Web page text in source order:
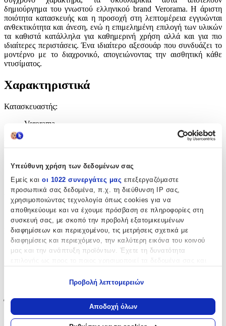
Υπεύθυνη χρήση των δεδομένων σας
Εμείς και οι 1022 συνεργάτες μας επεξεργαζόμαστε
προσωπικά σας δεδομένα, π.χ. τη διεύθυνση IP σας,
χρησιμοποιώντας τεχνολογία όπως cookies για να
αποθηκεύουμε και να έχουμε πρόσβαση σε πληροφορίες στη
συσκευή σας, με σκοπό την προβολή εξατομικευμένων
διαφημίσεων και περιεχομένου, τις μετρήσεις σχετικά με
διαφημίσεις και περιεχόμενο, την καλύτερη εικόνα του κοινού
μας και την ανάπτυξη προϊόντων. Έχετε τη δυνατότητα
Να συλλέξουμε πληροφορίες σχετικά με τη γεωγραφική
σας τοποθεσία, οι οποίες μπορεί να είναι ακριβείς σε
απόσταση μερικών μέτρων
Προβολή λεπτομερειών
Αποδοχή όλων
δημιούργημα του γνωστού ελληνικού brand Verorama. Η άριστη
ποιότητα κατασκευής και η προσοχή στη λεπτομέρεια εγγυώνται
ανθεκτικότητα και άνεση, ενώ η επιμελημένη επιλογή των υλικών
τα καθιστά κατάλληλα για καθημερινή χρήση αλλά και για πιο
ιδιαίτερες περιστάσεις. Ένα ιδιαίτερο αξεσουάρ που συνδυάζει το
μοντέρνο με το διαχρονικό, απογειώνοντας την αισθητική κάθε
ντυσίματος.
Χαρακτηριστικά
Κατασκευαστής:
Verorama
Βασικά Χαρακτηριστικά
Χρώμα Υλικού
:
Κίτρινο
Υλικό:
Ασήμι
Επιχρυσωμένα :
Ναι
Σετ:
Έξτρα Χαρακτηριστικά
Νυφικά